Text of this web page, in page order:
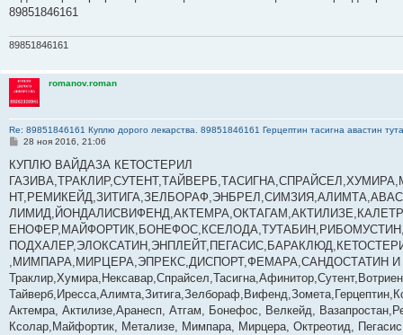
89851846161
89851846161
romanov.roman
Re: 89851846161 Куплю дорого лекарства. 89851846161 Герцептин тасигна авастин
С
о
щ
е
н
и
е
28 ноя 2016, 21:06
КУПЛЮ ВАЙДАЗА КЕТОСТЕРИЛ
,МИМПАРА,МИРЦЕРА,ЭПРЕКС,ДИСПОРТ,ФЕМАРА,САНДОСТАТИН И
Актемра, Актилизе,Аранесп, Атгам, Бонефос, Велкейд,
Ксолар,Майфортик, Метализе, Мимпара, Мирцера, ­Октреотид,